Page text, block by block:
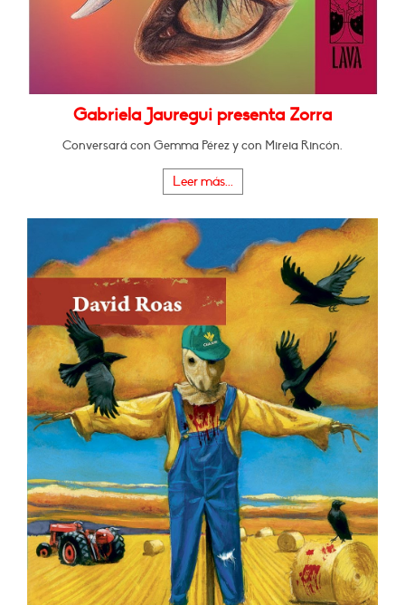
Gabriela Jauregui presenta Zorra
Conversará con Gemma Pérez y con Mireia Rincón.
Leer más...